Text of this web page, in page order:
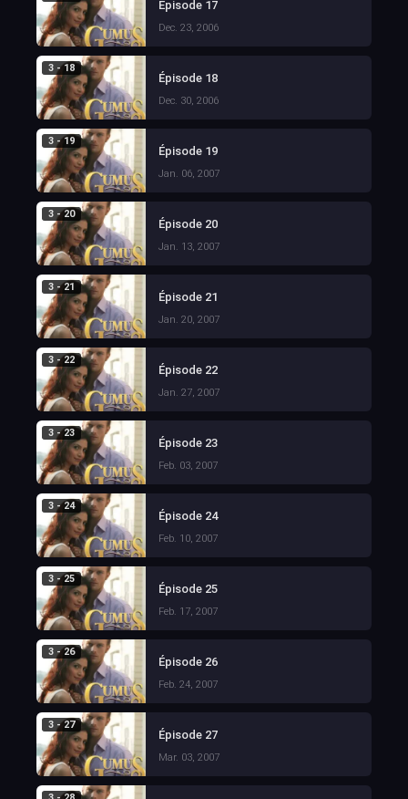
Épisode 17
Dec. 23, 2006
3 - 18
Épisode 18
Dec. 30, 2006
3 - 19
Épisode 19
Jan. 06, 2007
3 - 20
Épisode 20
Jan. 13, 2007
3 - 21
Épisode 21
Jan. 20, 2007
3 - 22
Épisode 22
Jan. 27, 2007
3 - 23
Épisode 23
Feb. 03, 2007
3 - 24
Épisode 24
Feb. 10, 2007
3 - 25
Épisode 25
Feb. 17, 2007
3 - 26
Épisode 26
Feb. 24, 2007
3 - 27
Épisode 27
Mar. 03, 2007